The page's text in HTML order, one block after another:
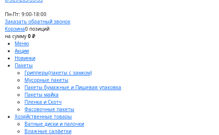
Пн-Пт: 9:00-18:00
Заказать обратный звонок
Корзина0 позиций
на сумму 0 ₽
Меню
Акции
Новинки
Пакеты
Грипперы(пакеты с замком)
Мусорные пакеты
Пакеты бумажные и Пищевая упаковка
Пакеты майка
Пленка и Скотч
Фасовочные пакеты
Хозяйственные товары
Ватные диски и палочки
Влажные салфетки